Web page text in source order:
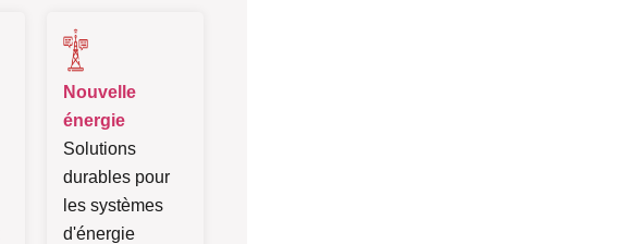
Nouvelle
énergie
Solutions
durables pour
les systèmes
d'énergie